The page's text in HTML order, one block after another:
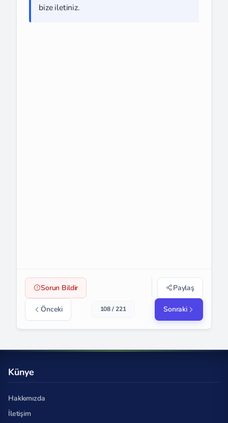
bize iletiniz.
Sorun Bildir Paylaş
Önceki 108 / 221 Sonraki
Künye
Hakkımızda
İletişim